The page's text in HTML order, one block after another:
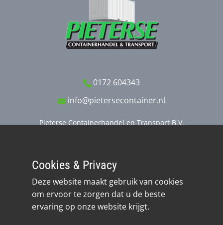
0172 604343
info@pietersecontainer.nl
Pieterse Containerhandel en Transport B.V.
Realisatie: Quantasie
Cookies & Privacy
Deze website maakt gebruik van cookies
om ervoor te zorgen dat u de beste
ervaring op onze website krijgt.